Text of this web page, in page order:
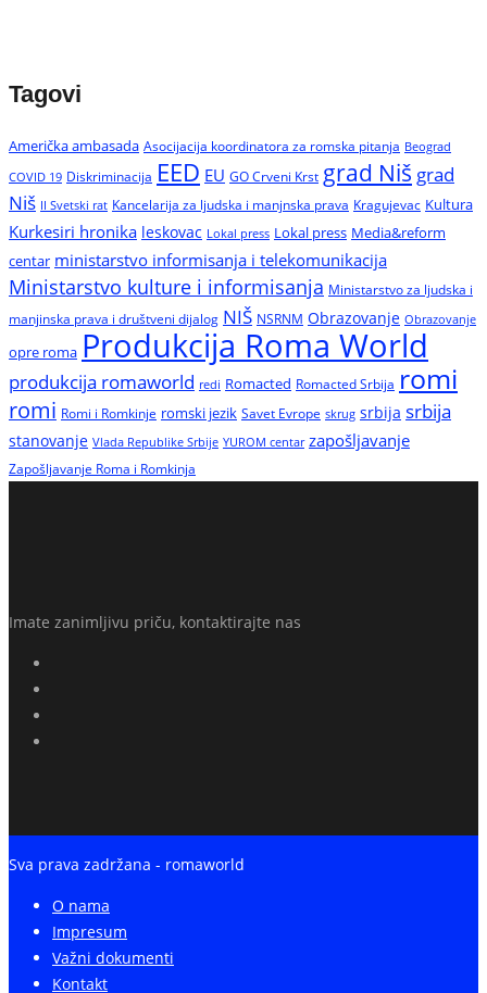
Tagovi
Američka ambasada Asocijacija koordinatora za romska pitanja Beograd
COVID 19 Diskriminacija EED EU GO Crveni Krst grad Niš grad
Niš II Svetski rat Kancelarija za ljudska i manjnska prava Kragujevac Kultura
Kurkesiri hronika leskovac Lokal press Lokal press Media&reform
centar ministarstvo informisanja i telekomunikacija
Ministarstvo kulture i informisanja Ministarstvo za ljudska i
manjinska prava i društveni dijalog NIŠ NSRNM Obrazovanje Obrazovanje
opre roma Produkcija Roma World
produkcija romaworld redi Romacted Romacted Srbija romi
romi Romi i Romkinje romski jezik Savet Evrope skrug srbija srbija
stanovanje Vlada Republike Srbije YUROM centar zapošljavanje
Zapošljavanje Roma i Romkinja
Imate zanimljivu priču, kontaktirajte nas
Sva prava zadržana - romaworld
O nama
Impresum
Važni dokumenti
Kontakt